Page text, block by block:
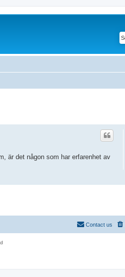
är det någon som har erfarenhet av
Contact us